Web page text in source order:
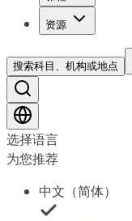
资源
搜索科目、机构或地点
选择语言
为您推荐
中文（简体）